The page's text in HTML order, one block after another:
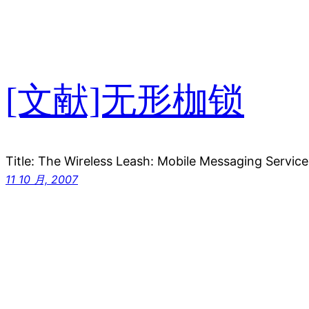
[文献]无形枷锁
Title: The Wireless Leash: Mobile Messaging
11 10 月, 2007